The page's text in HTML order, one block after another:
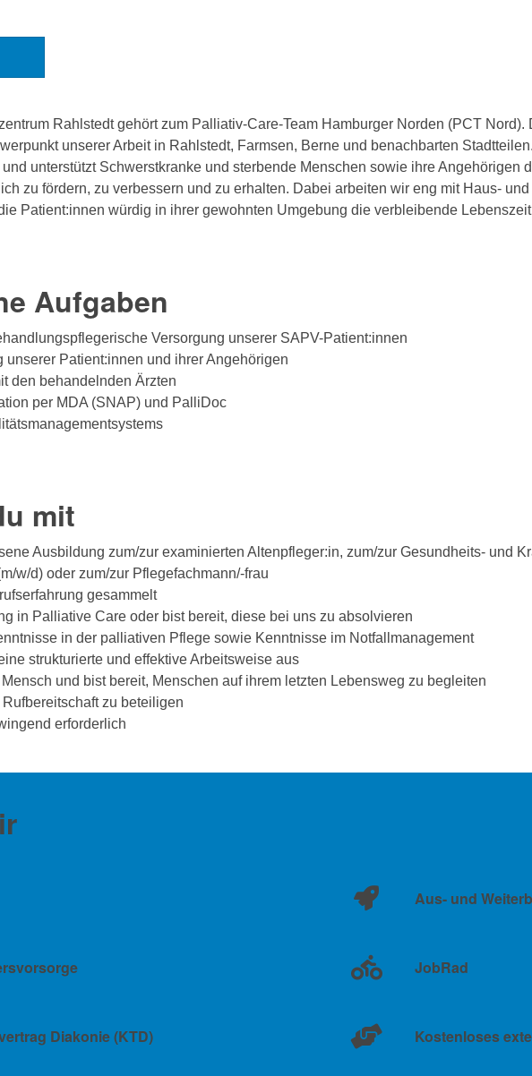
Rahlstedt gehört zum Palliativ-Care-Team Hamburger Norden (PCT
unserer Arbeit in Rahlstedt, Farmsen, Berne und benachbarten
unterstützt Schwerstkranke und sterbende Menschen sowie ihre Angehörigen
zu fördern, zu verbessern und zu erhalten. Dabei arbeiten wir eng mit Haus-
Patient:innen würdig in ihrer gewohnten Umgebung die verbleibende
Aufgaben
Versorgung unserer SAPV-Patient:innen
unserer Patient:innen und ihrer Angehörigen
den behandelnden Ärzten
per MDA (SNAP) und PalliDoc
mit
Ausbildung zum/zur examinierten Altenpfleger:in, zum/zur Gesundheits- und
w/d) oder zum/zur Pflegefachmann/-frau
gesammelt
in Palliative Care oder bist bereit, diese bei uns zu absolvieren
in der palliativen Pflege sowie Kenntnisse im Notfallmanagement
strukturierte und effektive Arbeitsweise aus
und bist bereit, Menschen auf ihrem letzten Lebensweg zu begleiten
zu beteiligen
erforderlich
Aus- und
JobRad
Diakonie (KTD) Kostenloses